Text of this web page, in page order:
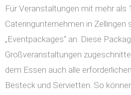
Für Veranstaltungen mit mehr als
Cateringunternehmen in Zellingen
„Eventpackages“ an. Diese
Großveranstaltungen
dem Essen auch alle
Besteck und Servietten. So